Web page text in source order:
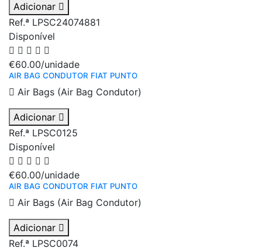
Adicionar
Ref.ª LPSC24074881
Disponível
€60.00/unidade
AIR BAG CONDUTOR FIAT PUNTO
Air Bags (Air Bag Condutor)
Adicionar
Ref.ª LPSC0125
Disponível
€60.00/unidade
AIR BAG CONDUTOR FIAT PUNTO
Air Bags (Air Bag Condutor)
Adicionar
Ref.ª LPSC0074